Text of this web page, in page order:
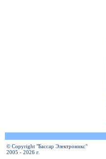
© Copyright "Бассар Электроникс"
2005 - 2026 г.